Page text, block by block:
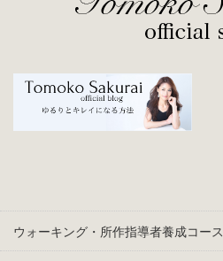
ウォーキング・所作指導者養成コース